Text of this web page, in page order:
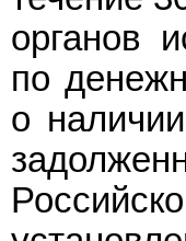
органов
по
о